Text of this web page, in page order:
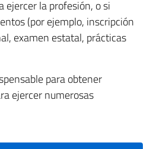
ejercer la profesión, o si
(por ejemplo, inscripción
examen estatal, prácticas
para obtener
ejercer numerosas